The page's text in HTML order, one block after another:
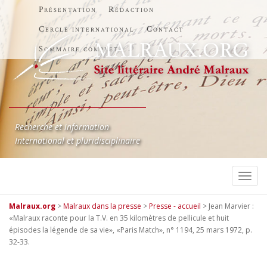
Présentation
Rédaction
Cercle international
Contact
Sommaire complet
Recherche et information
International et pluridisciplinaire
Malraux.org >Malraux dans la presse >Presse - accueil > Jean Marvier :
«Malraux raconte pour la T.V. en 35 kilomètres de pellicule et huit
épisodes la légende de sa vie», «Paris Match», n° 1194, 25 mars 1972, p.
32-33.